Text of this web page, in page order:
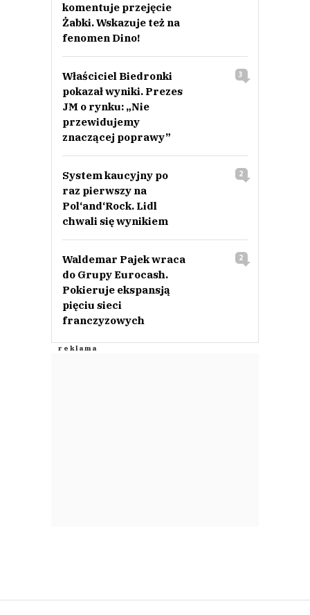
komentuje przejęcie
Żabki. Wskazuje też na
fenomen Dino!
Właściciel Biedronki
pokazał wyniki. Prezes
JM o rynku: „Nie
przewidujemy
znaczącej poprawy”
3
System kaucyjny po
raz pierwszy na
Pol‘and‘Rock. Lidl
chwali się wynikiem
2
Waldemar Pajek wraca
do Grupy Eurocash.
Pokieruje ekspansją
pięciu sieci
franczyzowych
2